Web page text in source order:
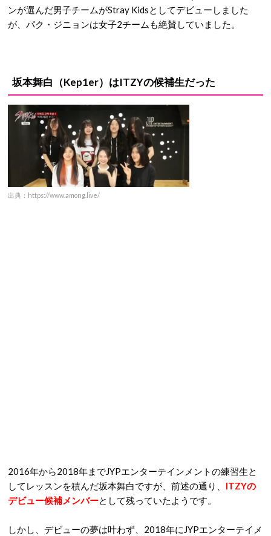
ンが選んだ男子チームがStray Kidsとしてデビューしました
が、パク・ジニョンは女子2チームも絶賛していました。
坂本舞白（Kep1er）はITZYの候補生だった
出典：https://www.among.live/
2016年から2018年までJYPエンターテインメントの練習生と
してレッスンを積んだ坂本舞白ですが、前述の通り、 ITZYの
デビュー候補メンバーとして残っていたようです。
しかし、デビューの夢は叶わず、2018年にJYPエンターテイメ